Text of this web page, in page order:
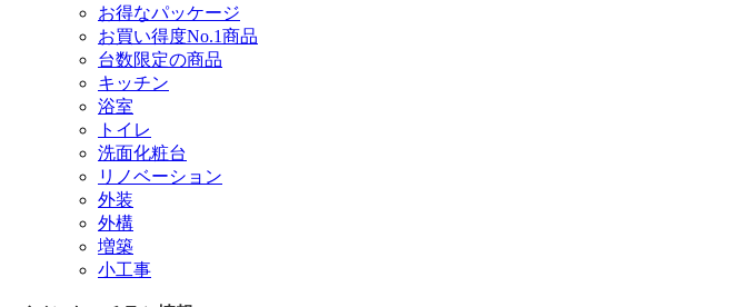
お得なパッケージ
お買い得度No.1商品
台数限定の商品
キッチン
浴室
トイレ
洗面化粧台
リノベーション
外装
外構
増築
小工事